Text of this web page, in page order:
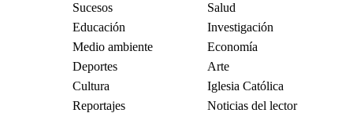
Sucesos
Salud
Educación
Investigación
Medio ambiente
Economía
Deportes
Arte
Cultura
Iglesia Católica
Reportajes
Noticias del lector